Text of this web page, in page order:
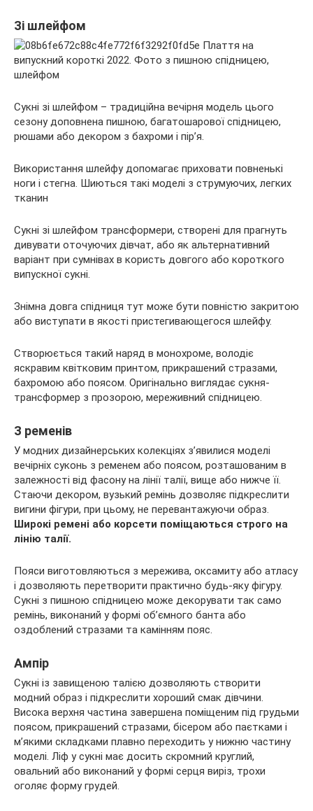
Зі шлейфом
Сукні зі шлейфом – традиційна вечірня модель цього
сезону доповнена пишною, багатошарової спідницею,
рюшами або декором з бахроми і пір’я.
Використання шлейфу допомагає приховати повненькі
ноги і стегна. Шиються такі моделі з струмуючих, легких
тканин
Сукні зі шлейфом трансформери, створені для прагнуть
дивувати оточуючих дівчат, або як альтернативний
варіант при сумнівах в користь довгого або короткого
випускної сукні.
Знімна довга спідниця тут може бути повністю закритою
або виступати в якості пристегивающегося шлейфу.
Створюється такий наряд в монохроме, володіє
яскравим квітковим принтом, прикрашений стразами,
бахромою або поясом. Оригінально виглядає сукня-
трансформер з прозорою, мереживний спідницею.
З ременів
У модних дизайнерських колекціях з’явилися моделі
вечірніх суконь з ременем або поясом, розташованим в
залежності від фасону на лінії талії, вище або нижче її.
Стаючи декором, вузький ремінь дозволяє підкреслити
вигини фігури, при цьому, не перевантажуючи образ.
Широкі ремені або корсети поміщаються строго на
лінію талії.
Пояси виготовляються з мережива, оксамиту або атласу
і дозволяють перетворити практично будь-яку фігуру.
Сукні з пишною спідницею може декорувати так само
ремінь, виконаний у формі об’ємного банта або
оздоблений стразами та камінням пояс.
Ампір
Сукні із завищеною талією дозволяють створити
модний образ і підкреслити хороший смак дівчини.
Висока верхня частина завершена поміщеним під грудьми
поясом, прикрашений стразами, бісером або паєтками і
м’якими складками плавно переходить у нижню частину
моделі. Ліф у сукні має досить скромний круглий,
овальний або виконаний у формі серця виріз, трохи
оголяє форму грудей.